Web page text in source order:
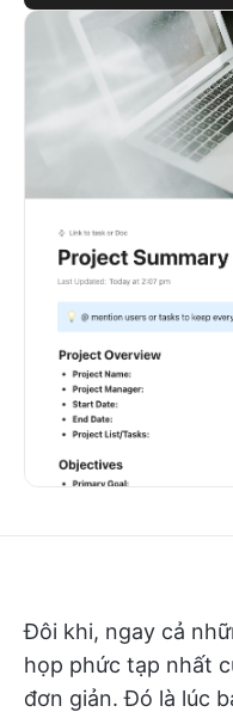
Đôi khi, ngay cả
họp phức tạp nhất
đơn giản. Đó là lúc